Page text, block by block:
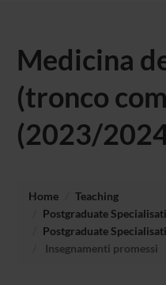
Medicina
(tronco
(2023/
Home
Teaching
Postgraduate
Postgraduate
Insegnamenti promessi